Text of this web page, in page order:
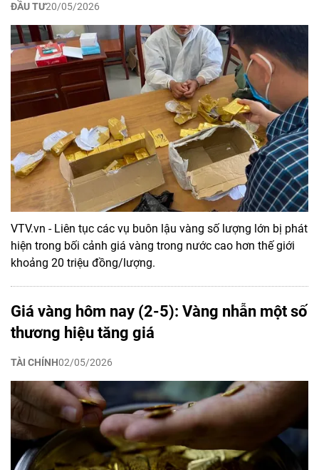
ĐẦU TƯ20/05/2026
VTV.vn - Liên tục các vụ buôn lậu vàng số lượng lớn bị phát
hiện trong bối cảnh giá vàng trong nước cao hơn thế giới
khoảng 20 triệu đồng/lượng.
Giá vàng hôm nay (2-5): Vàng nhẫn một số
thương hiệu tăng giá
TÀI CHÍNH02/05/2026